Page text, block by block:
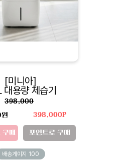
[미니아]
용량 제습기
398,000
구매
398,000P
포인트로 구매
배송게이지 100